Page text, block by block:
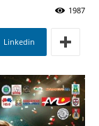
1987
Linkedin